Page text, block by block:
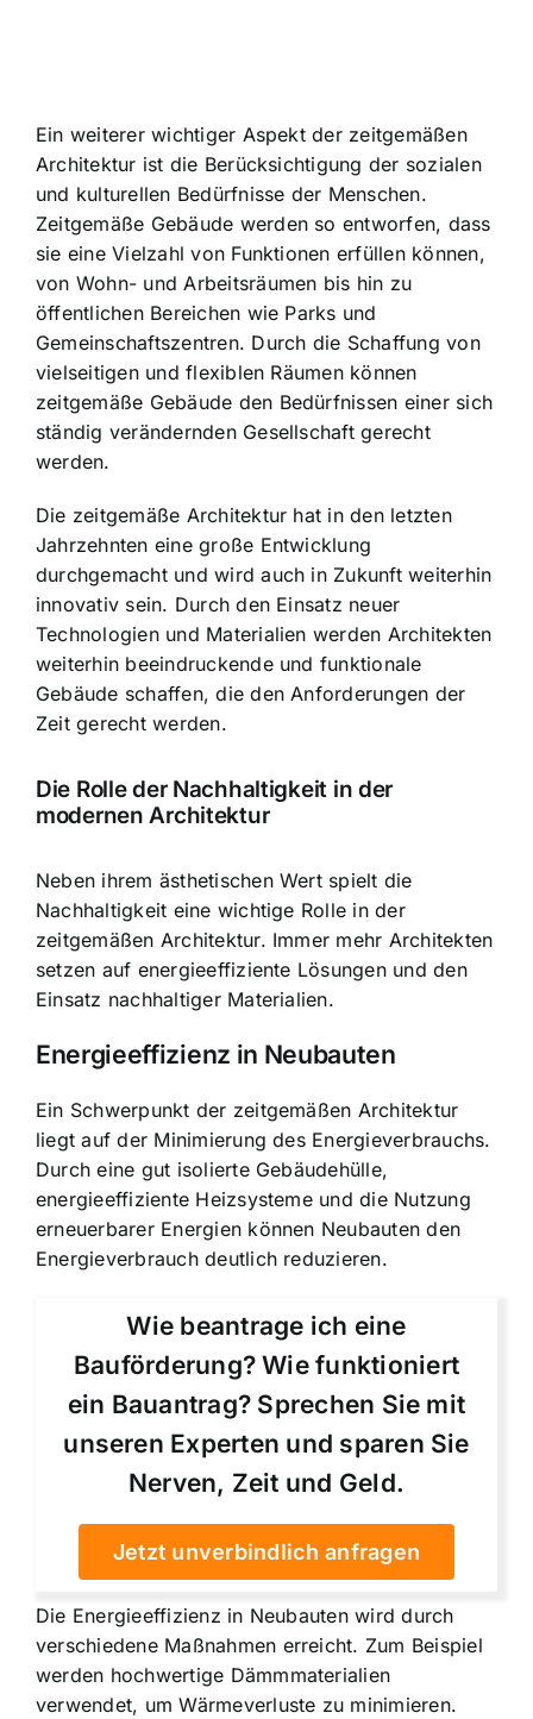
Ein weiterer wichtiger Aspekt der zeitgemäßen
Architektur ist die Berücksichtigung der sozialen
und kulturellen Bedürfnisse der Menschen.
Zeitgemäße Gebäude werden so entworfen, dass
sie eine Vielzahl von Funktionen erfüllen können,
von Wohn- und Arbeitsräumen bis hin zu
öffentlichen Bereichen wie Parks und
Gemeinschaftszentren. Durch die Schaffung von
vielseitigen und flexiblen Räumen können
zeitgemäße Gebäude den Bedürfnissen einer sich
ständig verändernden Gesellschaft gerecht
werden.
Die zeitgemäße Architektur hat in den letzten
Jahrzehnten einegroße Entwicklung
durchgemachtund wird auch in Zukunft weiterhin
innovativ sein. Durch den Einsatz neuer
Technologien und Materialien werden Architekten
weiterhin beeindruckende und funktionale
Gebäude schaffen, die den Anforderungen der
Zeit gerecht werden.
Die Rolle der Nachhaltigkeit in der
modernen Architektur
Neben ihrem ästhetischen Wert spielt die
Nachhaltigkeit eine wichtige Rolle in der
zeitgemäßen Architektur. Immer mehr Architekten
setzen auf energieeffiziente Lösungen und den
Einsatz nachhaltiger Materialien.
Energieeffizienz in Neubauten
Ein Schwerpunkt der zeitgemäßen Architektur
liegt auf der Minimierung des Energieverbrauchs.
Durch eine gut isolierte Gebäudehülle,
energieeffiziente Heizsysteme und die Nutzung
erneuerbarer Energien können Neubauten den
Energieverbrauch deutlich reduzieren.
Wie beantrage ich eine
Bauförderung? Wie funktioniert
ein Bauantrag? Sprechen Sie mit
unseren Experten und sparen Sie
Nerven, Zeit und Geld.
Jetzt unverbindlich anfragen
Die Energieeffizienz in Neubauten wird durch
verschiedene Maßnahmen erreicht. Zum Beispiel
werden hochwertige Dämmmaterialien
verwendet, um Wärmeverluste zu minimieren.